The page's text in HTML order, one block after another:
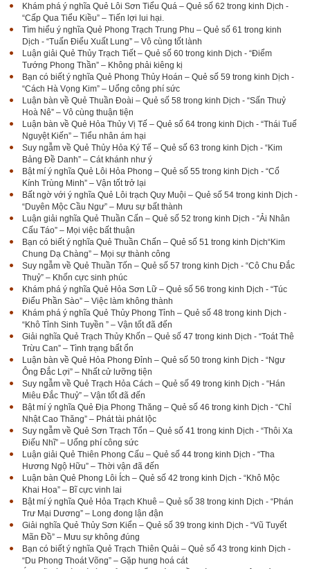
Khám phá ý nghĩa Quẻ Lôi Sơn Tiểu Quá – Quẻ số 62 trong kinh Dịch -
“Cấp Qua Tiểu Kiều” – Tiến lợi lui hại.
Tìm hiểu ý nghĩa Quẻ Phong Trạch Trung Phu – Quẻ số 61 trong kinh
Dịch - “Tuấn Điểu Xuất Lung” – Vô cùng tốt lành
Luận giải Quẻ Thủy Trạch Tiết – Quẻ số 60 trong kinh Dịch - “Điểm
Tướng Phong Thần” – Không phải kiêng kị
Bạn có biết ý nghĩa Quẻ Phong Thủy Hoán – Quẻ số 59 trong kinh Dịch -
“Cách Hà Vọng Kim” – Uổng công phí sức
Luận bàn về Quẻ Thuần Đoài – Quẻ số 58 trong kinh Dịch - “Sấn Thuỷ
Hoà Nê” – Vô cùng thuận tiện
Luận bàn về Quẻ Hỏa Thủy Vị Tế – Quẻ số 64 trong kinh Dịch - “Thái Tuế
Nguyệt Kiến” – Tiểu nhân ám hại
Suy ngẫm về Quẻ Thủy Hỏa Ký Tế – Quẻ số 63 trong kinh Dịch - “Kim
Bảng Đề Danh” – Cát khánh như ý
Bật mí ý nghĩa Quẻ Lôi Hỏa Phong – Quẻ số 55 trong kinh Dịch - “Cổ
Kính Trùng Minh” – Vận tốt trở lại
Bất ngờ với ý nghĩa Quẻ Lôi trạch Quy Muội – Quẻ số 54 trong kinh Dịch -
“Duyên Mộc Cầu Ngư” – Mưu sự bất thành
Luận giải nghĩa Quẻ Thuần Cấn – Quẻ số 52 trong kinh Dịch - “Ải Nhân
Cấu Táo” – Mọi việc bất thuận
Bạn có biết ý nghĩa Quẻ Thuần Chấn – Quẻ số 51 trong kinh Dịch“Kim
Chung Dạ Chàng” – Mọi sự thành công
Suy ngẫm về Quẻ Thuần Tốn – Quẻ số 57 trong kinh Dịch - “Cô Chu Đắc
Thuỷ” – Khốn cực sinh phúc
Khám phá ý nghĩa Quẻ Hỏa Sơn Lữ – Quẻ số 56 trong kinh Dịch - “Túc
Điểu Phần Sào” – Việc làm không thành
Khám phá ý nghĩa Quẻ Thủy Phong Tỉnh – Quẻ số 48 trong kinh Dịch -
“Khô Tỉnh Sinh Tuyền ” – Vận tốt đã đến
Giải nghĩa Quẻ Trạch Thủy Khốn – Quẻ số 47 trong kinh Dịch - “Toát Thê
Trừu Can” – Tình trạng bất ổn
Luận bàn về Quẻ Hỏa Phong Đỉnh – Quẻ số 50 trong kinh Dịch - “Ngư
Ông Đắc Lợi” – Nhất cử lưỡng tiện
Suy ngẫm về Quẻ Trạch Hỏa Cách – Quẻ số 49 trong kinh Dịch - “Hán
Miêu Đắc Thuỷ” – Vận tốt đã đến
Bật mí ý nghĩa Quẻ Địa Phong Thăng – Quẻ số 46 trong kinh Dịch - “Chỉ
Nhật Cao Thăng” – Phát tài phát lộc
Suy ngẫm về Quẻ Sơn Trạch Tổn – Quẻ số 41 trong kinh Dịch - “Thôi Xa
Điếu Nhĩ” – Uổng phí công sức
Luận giải Quẻ Thiên Phong Cấu – Quẻ số 44 trong kinh Dịch - “Tha
Hương Ngộ Hữu” – Thời vận đã đến
Luận bàn Quẻ Phong Lôi Ích – Quẻ số 42 trong kinh Dịch - “Khô Mộc
Khai Hoa” – Bĩ cực vinh lai
Bật mí ý nghĩa Quẻ Hỏa Trạch Khuê – Quẻ số 38 trong kinh Dịch - “Phán
Trư Mại Dương” – Long đong lận đận
Giải nghĩa Quẻ Thủy Sơn Kiển – Quẻ số 39 trong kinh Dịch - “Vũ Tuyết
Mãn Đồ” – Mưu sự không đúng
Bạn có biết ý nghĩa Quẻ Trạch Thiên Quải – Quẻ số 43 trong kinh Dịch -
“Du Phong Thoát Võng” – Gặp hung hoá cát